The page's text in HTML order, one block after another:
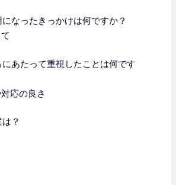
なったきっかけは何ですか？
にあたって重視したことは何です
応の良さ
？